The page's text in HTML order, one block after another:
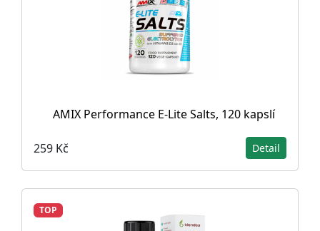
AMIX Performance E-Lite Salts, 120 kapslí
259 Kč Detail
TOP